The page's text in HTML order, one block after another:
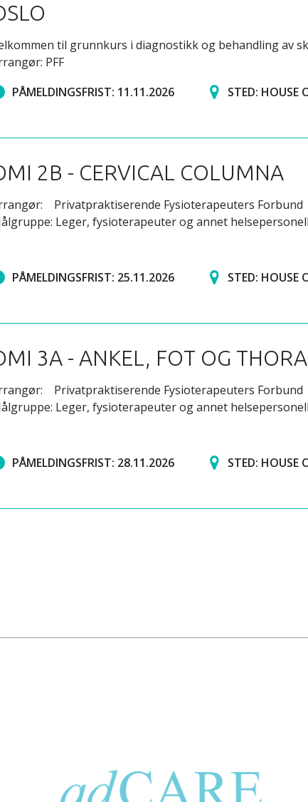
til grunnkurs i diagnostikk og behandling av
PFF
PÅMELDINGSFRIST: 11.11.2026
STED: HOUSE
2B - CERVICAL COLUMNA
Privatpraktiserende Fysioterapeuters Forbund
Leger, fysioterapeuter og annet helsepersonell
PÅMELDINGSFRIST: 25.11.2026 STED: HOUSE
3A - ANKEL, FOT OG
Privatpraktiserende Fysioterapeuters Forbund
Leger, fysioterapeuter og annet helsepersonell
PÅMELDINGSFRIST: 28.11.2026 STED: HOUSE